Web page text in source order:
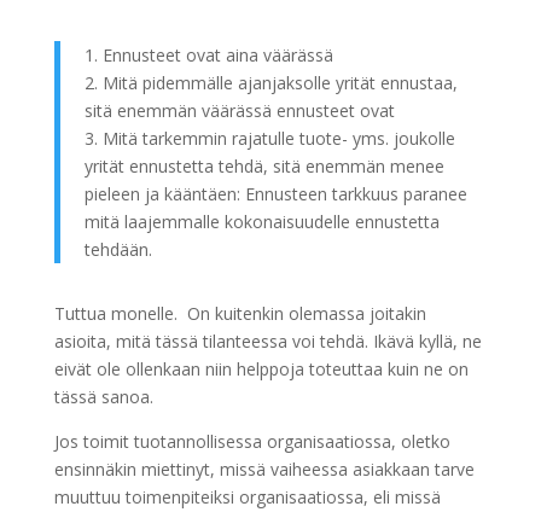
1. Ennusteet ovat aina väärässä
2. Mitä pidemmälle ajanjaksolle yrität ennustaa,
sitä enemmän väärässä ennusteet ovat
3. Mitä tarkemmin rajatulle tuote- yms. joukolle
yrität ennustetta tehdä, sitä enemmän menee
pieleen ja kääntäen: Ennusteen tarkkuus paranee
mitä laajemmalle kokonaisuudelle ennustetta
tehdään.
Tuttua monelle. On kuitenkin olemassa joitakin
asioita, mitä tässä tilanteessa voi tehdä. Ikävä kyllä, ne
eivät ole ollenkaan niin helppoja toteuttaa kuin ne on
tässä sanoa.
Jos toimit tuotannollisessa organisaatiossa, oletko
ensinnäkin miettinyt, missä vaiheessa asiakkaan tarve
muuttuu toimenpiteiksi organisaatiossa, eli missä